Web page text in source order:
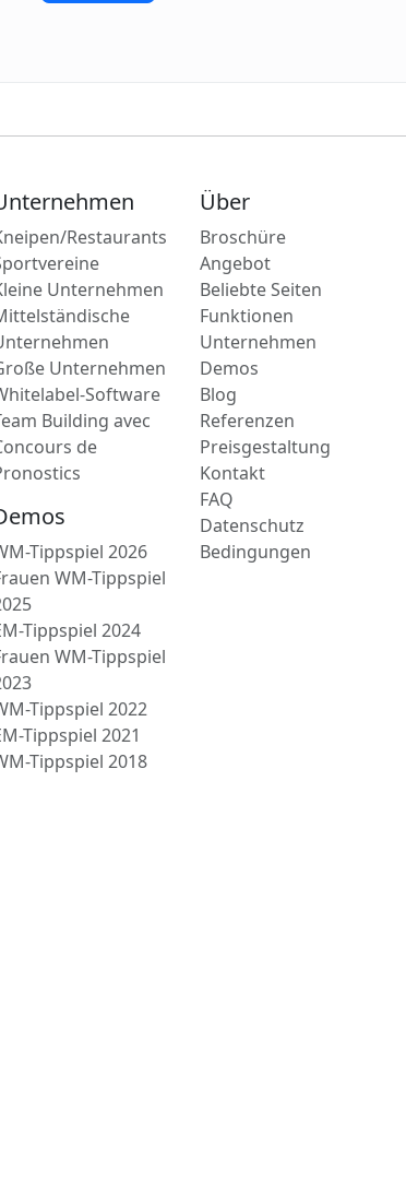
Restaurants
Unternehmen
Unternehmen
Software
Building avec
de
Tippspiel 2026
WM-Tippspiel
Tippspiel 2024
WM-Tippspiel
Tippspiel 2022
Tippspiel 2021
Tippspiel 2018
Über
Broschüre
Angebot
Beliebte Seiten
Funktionen
Unternehmen
Demos
Blog
Referenzen
Preisgestaltung
Kontakt
FAQ
Datenschutz
Bedingungen